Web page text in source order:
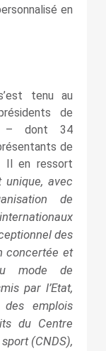
en
tenu au
de
– dont 34
de
Il en ressort
avec
de
des
concertée et
mode de
par l’Etat,
emplois
du Centre
(CNDS),